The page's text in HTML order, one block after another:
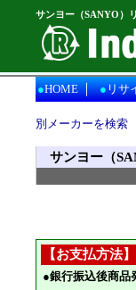
サンヨー（SANYO）
●HOME｜ ●リサ
別メーカーを検索
サンヨー（
【お支払方法】
●銀行振込後商品